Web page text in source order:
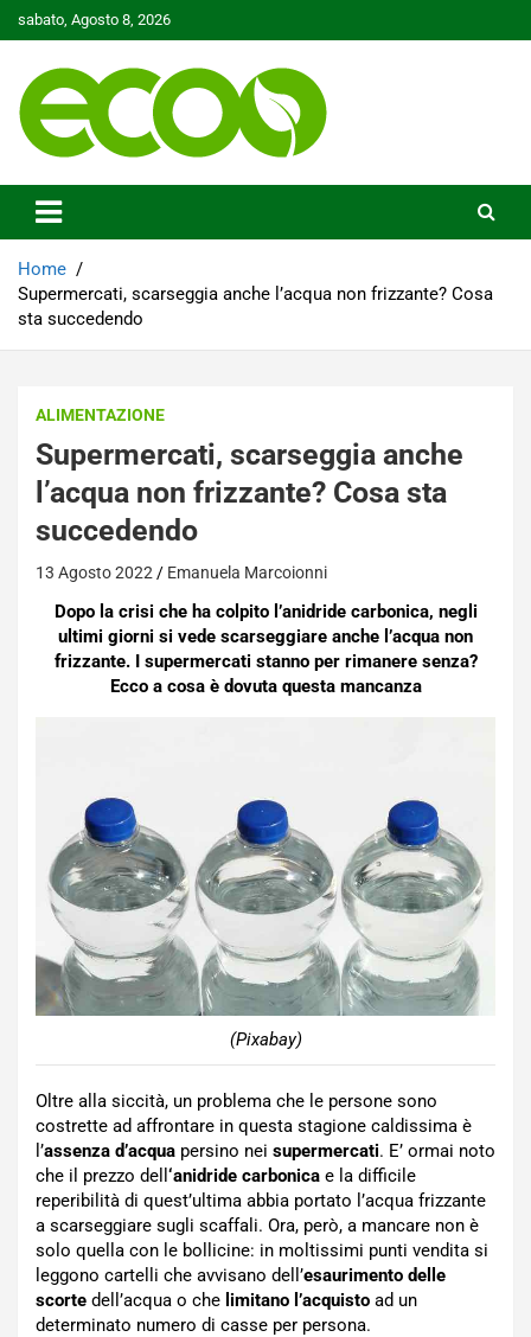
to
sabato, Agosto 8, 2026
Ecoo.it
Home
Supermercati, scarseggia anche l’acqua non frizzante? Cosa
sta succedendo
ALIMENTAZIONE
Supermercati, scarseggia anche
l’acqua non frizzante? Cosa sta
succedendo
13 Agosto 2022 Emanuela Marcoionni
Dopo la crisi che ha colpito l’anidride carbonica, negli
ultimi giorni si vede scarseggiare anche l’acqua non
frizzante. I supermercati stanno per rimanere senza?
Ecco a cosa è dovuta questa mancanza
(Pixabay)
Oltre alla siccità, un problema che le persone sono
costrette ad affrontare in questa stagione caldissima è
l’assenza d’acqua persino nei supermercati. E’ ormai noto
che il prezzo dell ‘anidride carbonica e la difficile
reperibilità di quest’ultima abbia portato l’acqua frizzante
a scarseggiare sugli scaffali. Ora, però, a mancare non è
solo quella con le bollicine: in moltissimi punti vendita si
leggono cartelli che avvisano dell’esaurimento delle
scorte dell’acqua o che limitano l’acquisto ad un
determinato numero di casse per persona.